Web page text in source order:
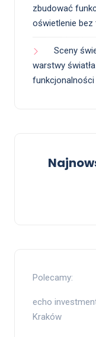
zbudować
oświetlenie bez
Sceny
warstwy
funkcjonalności
Polecamy:
echo
Kraków